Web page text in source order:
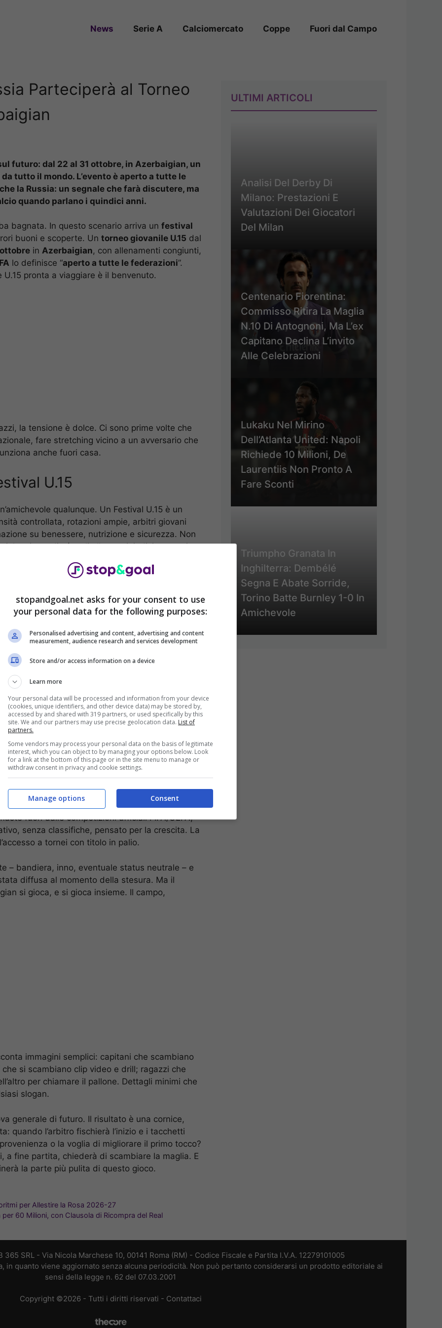
News Serie A Calciomercato Coppe Fuori dal Campo
Parteciperà al Torneo
futuro: dal 22 al 31 ottobre, in Azerbaigian, un
tutto il mondo. L’evento è aperto a tutte le
la Russia: un segnale che farà discutere, ma
quando parlano i quindici anni.
bagnata. In questo scenario arriva un festival
buoni e scoperte. Un torneo giovanile U.15 dal
in Azerbaigian, con allenamenti congiunti,
lo definisce “aperto a tutte le federazioni”.
pronta a viaggiare è il benvenuto.
la tensione è dolce. Ci sono prime volte che
fare stretching vicino a un avversario che
anche fuori casa.
U.15
qualunque. Un Festival U.15 è un
controllata, rotazioni ampie, arbitri giovani
su benessere, nutrizione e sicurezza. Non
la misura di sé; agli allenatori, indizi concreti su
obbligano a pensare in fretta. Gli osservatori
postura del corpo in pressione,
un gesto ben fatto pesa più di mille parole.
tra campo e percezione
l’attenzione: la FIFA
ha confermato che la
sposta l’asse del dibattito oltre lo schema
fuori dalle competizioni ufficiali FIFA/UEFA;
senza classifiche, pensato per la crescita. La
a tornei con titolo in palio.
– bandiera, inno, eventuale status neutrale – e
diffusa al momento della stesura. Ma il
si gioca, e si gioca insieme. Il campo,
immagini semplici: capitani che scambiano
si scambiano clip video e drill; ragazzi che
per chiamare il pallone. Dettagli minimi che
slogan.
generale di futuro. Il risultato è una cornice,
quando l’arbitro fischierà l’inizio e i tacchetti
o la voglia di migliorare il primo tocco?
a fine partita, chiederà di scambiare la maglia. E
la parte più pulita di questo gioco.
per Allestire la Rosa 2026-27
60 Milioni, con Clausola di Ricompra del Real
ULTIMI ARTICOLI
Analisi Del Derby Di
Milano: Prestazioni E
Valutazioni Dei Giocatori
Del Milan
Centenario Fiorentina:
Commisso Ritira La Maglia
N.10 Di Antognoni, Ma L’ex
Capitano Declina L’invito
Alle Celebrazioni
Lukaku Nel Mirino
Dell’Atlanta United: Napoli
Richiede 10 Milioni, De
Laurentiis Non Pronto A
Fare Sconti
Triumpho Granata In
Inghilterra: Dembélé
Segna E Abate Sorride,
Torino Batte Burnley 1-0 In
Amichevole
SRL - Via Nicola Marchese 10, 00141 Roma (RM) - Codice Fiscale e Partita I.V.A. 12279101005
in quanto viene aggiornato senza alcuna periodicità. Non può pertanto considerarsi un prodotto editoriale ai
sensi della legge n. 62 del 07.03.2001
Copyright ©2026 - Tutti i diritti riservati - Contattaci
stopandgoal.net asks for your consent to use
your personal data for the following purposes:
Personalised advertising and content, advertising and content
measurement, audience research and services development
Store and/or access information on a device
Learn more
Your personal data will be processed and information from your device
(cookies, unique identifiers, and other device data) may be stored by,
accessed by and shared with 319 partners, or used specifically by this
site. We and our partners may use precise geolocation data. List of
partners.
Some vendors may process your personal data on the basis of legitimate
interest, which you can object to by managing your options below. Look
for a link at the bottom of this page or in the site menu to manage or
withdraw consent in privacy and cookie settings.
Consent
Manage options